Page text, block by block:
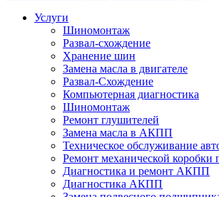
Услуги
Шиномонтаж
Развал-схождение
Хранение шин
Замена масла в двигателе
Развал-Схождение
Компьютерная диагностика
Шиномонтаж
Ремонт глушителей
Замена масла в АКПП
Техническое обслуживание
Ремонт механической коробки
Диагностика и ремонт АКПП
Диагностика АКПП